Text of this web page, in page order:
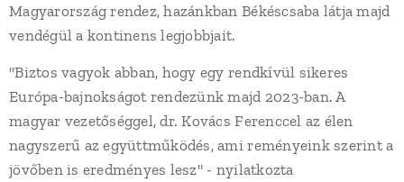
Magyarország rendez, hazánkban Békéscsaba látja majd
vendégül a kontinens legjobbjait.
"Biztos vagyok abban, hogy egy rendkívül sikeres
Európa-bajnokságot rendezünk majd 2023-ban. A
magyar vezetőséggel, dr. Kovács Ferenccel az élen
nagyszerű az együttműködés, ami reményeink szerint a
jövőben is eredményes lesz" - nyilatkozta